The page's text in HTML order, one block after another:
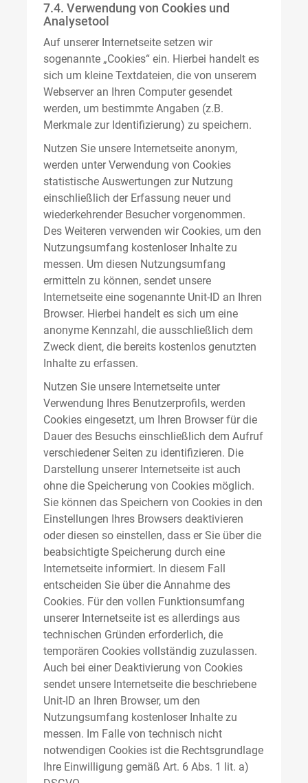
7.4. Verwendung von Cookies und
Analysetool
Auf unserer Internetseite setzen wir
sogenannte „Cookies“ ein. Hierbei handelt es
sich um kleine Textdateien, die von unserem
Webserver an Ihren Computer gesendet
werden, um bestimmte Angaben (z.B.
Merkmale zur Identifizierung) zu speichern.
Nutzen Sie unsere Internetseite anonym,
werden unter Verwendung von Cookies
statistische Auswertungen zur Nutzung
einschließlich der Erfassung neuer und
wiederkehrender Besucher vorgenommen.
Des Weiteren verwenden wir Cookies, um den
Nutzungsumfang kostenloser Inhalte zu
messen. Um diesen Nutzungsumfang
ermitteln zu können, sendet unsere
Internetseite eine sogenannte Unit-ID an Ihren
Browser. Hierbei handelt es sich um eine
anonyme Kennzahl, die ausschließlich dem
Zweck dient, die bereits kostenlos genutzten
Inhalte zu erfassen.
Nutzen Sie unsere Internetseite unter
Verwendung Ihres Benutzerprofils, werden
Cookies eingesetzt, um Ihren Browser für die
Dauer des Besuchs einschließlich dem Aufruf
verschiedener Seiten zu identifizieren. Die
Darstellung unserer Internetseite ist auch
ohne die Speicherung von Cookies möglich.
Sie können das Speichern von Cookies in den
Einstellungen Ihres Browsers deaktivieren
oder diesen so einstellen, dass er Sie über die
beabsichtigte Speicherung durch eine
Internetseite informiert. In diesem Fall
entscheiden Sie über die Annahme des
Cookies. Für den vollen Funktionsumfang
unserer Internetseite ist es allerdings aus
technischen Gründen erforderlich, die
temporären Cookies vollständig zuzulassen.
Auch bei einer Deaktivierung von Cookies
sendet unsere Internetseite die beschriebene
Unit-ID an Ihren Browser, um den
Nutzungsumfang kostenloser Inhalte zu
messen. Im Falle von technisch nicht
notwendigen Cookies ist die Rechtsgrundlage
Ihre Einwilligung gemäß Art. 6 Abs. 1 lit. a)